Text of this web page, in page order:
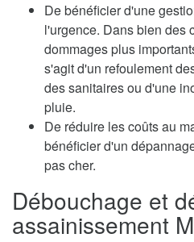
De bénéficier d'une
l'urgence. Dans bien des
dommages plus
s'agit d'un refoulement
des sanitaires ou d'une
pluie.
De réduire les coûts au
bénéficier d'un
pas cher.
Débouchage et
assainissement